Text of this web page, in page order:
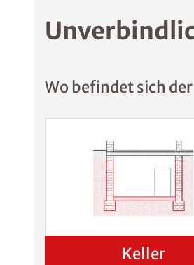
Wo befindet sich der
Keller